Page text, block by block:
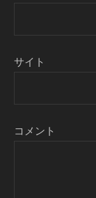
サイト
コメント